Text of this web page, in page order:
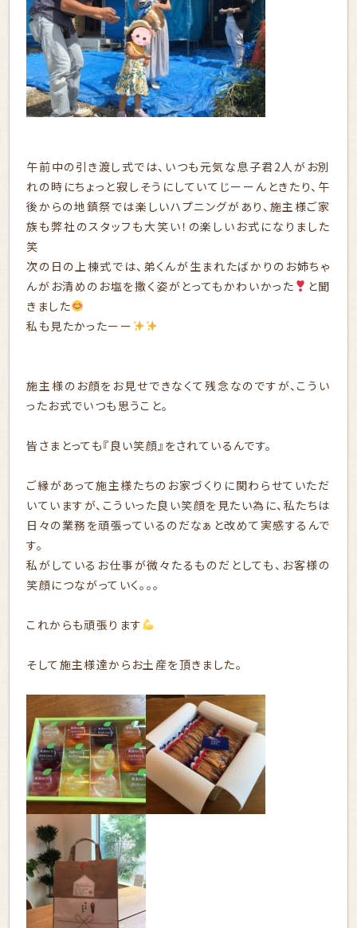
午前中の引き渡し式では、いつも元気な息子君2人がお別
れの時にちょっと寂しそうにしていてじーーんときたり、午
後からの地鎮祭では楽しいハプニングがあり、施主様ご家
族も弊社のスタッフも大笑い！の楽しいお式になりました
笑
次の日の上棟式では、弟くんが生まれたばかりのお姉ちゃ
んがお清めのお塩を撒く姿がとってもかわいかった
と聞
きました
私も見たかったーー
施主様のお顔をお見せできなくて残念なのですが、こうい
ったお式でいつも思うこと。
皆さまとっても『良い笑顔』をされているんです。
ご縁があって施主様たちのお家づくりに関わらせていただ
いていますが、こういった良い笑顔を見たい為に、私たちは
日々の業務を頑張っているのだなぁと改めて実感するんで
す。
私がしているお仕事が微々たるものだとしても、お客様の
笑顔につながっていく。。。
これからも頑張ります
そして施主様達からお土産を頂きました。